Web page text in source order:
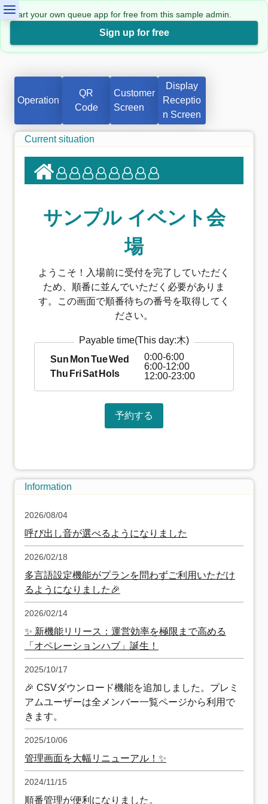
Start your own queue app for free from this sample admin.
Sign up for free
Operation
QR
Code
Customer
Screen
Display
Receptio
n Screen
Current situation
サンプル イベント会
場
ようこそ！入場前に受付を完了していただく
ため、順番に並んでいただく必要がありま
す。この画面で順番待ちの番号を取得してく
ださい。
Payable time(This day:木)
Sun MonTueWed
Thu FriSat Hols
0:00-6:00
6:00-12:00
12:00-23:00
予約する
Information
2026/08/04
呼び出し音が選べるようになりました
2026/02/18
多言語設定機能がプランを問わずご利用いただけ
るようになりました🎉
2026/02/14
✨ 新機能リリース：運営効率を極限まで高める
「オペレーションハブ」誕生！
2025/10/17
🎉 CSVダウンロード機能を追加しました。プレミ
アムユーザーは全メンバー一覧ページから利用で
きます。
2025/10/06
管理画面を大幅リニューアル！✨
2024/11/15
順番管理が便利になりました。